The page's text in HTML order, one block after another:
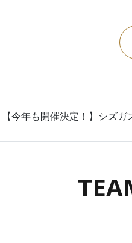
【今年も開催決定！】シズ